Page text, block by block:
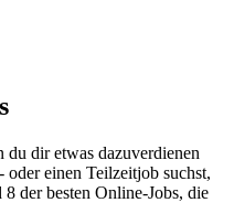
dir etwas dazuverdienen
einen Teilzeitjob suchst,
der besten Online-Jobs, die